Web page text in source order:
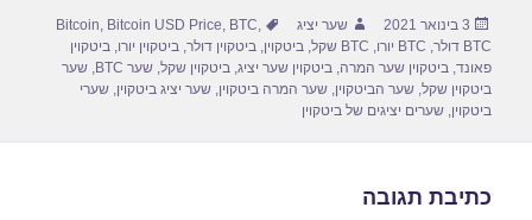
פורסם
בתאריך
3 בינואר 2021 מחבר
שער יציג תגיות Bitcoin, Bitcoin USD Price, BTC,
BTC דולר
, BTC יורו , BTC שקל ,ביטקוין,ביטקוין דולר,ביטקוין יורו,ביטקוין
פאונד,ביטקוין שער המרה,ביטקוין שער יציג,ביטקוין שקל,שער BTC ,שער
ביטקוין שקל,שער הביטקוין,שער המרה ביטקוין,שער יציג ביטקוין,שערי
ביטקוין,שערים יציגים של ביטקוין
כתיבת תגובה